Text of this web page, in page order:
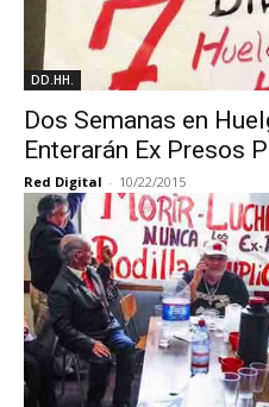
DD.HH.
Dos Semanas en
Enterarán Ex Presos
Red Digital - 10/22/2015